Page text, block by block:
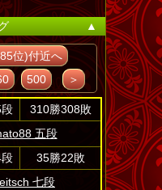
▲
位)付近へ
500 ＞
310勝308敗
五段
35勝22敗
七段